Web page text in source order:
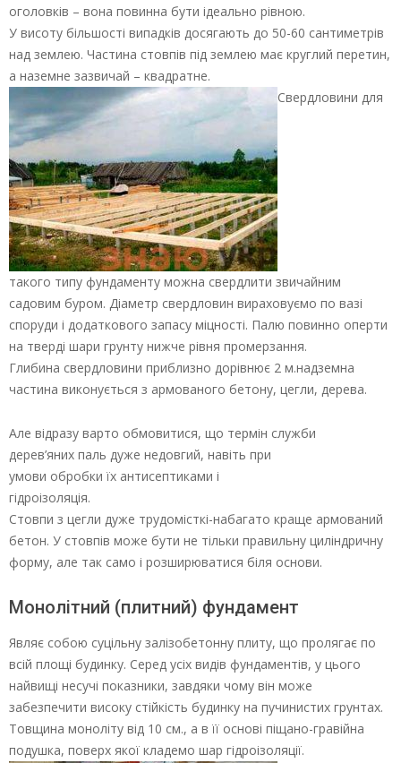
оголовків – вона повинна бути ідеально рівною.
У висоту більшості випадків досягають до 50-60 сантиметрів
над землею. Частина стовпів під землею має круглий перетин,
а наземне зазвичай – квадратне.
Свердловини для
такого типу фундаменту можна свердлити звичайним
садовим буром. Діаметр свердловин вираховуємо по вазі
споруди і додаткового запасу міцності. Палю повинно оперти
на тверді шари грунту нижче рівня промерзання.
Глибина свердловини приблизно дорівнює 2 м.надземна
частина виконується з армованого бетону, цегли, дерева.
Але відразу варто обмовитися, що термін служби
дерев’яних паль дуже недовгий, навіть при
умови обробки їх антисептиками і
гідроізоляція.
Стовпи з цегли дуже трудомісткі-набагато краще армований
бетон. У стовпів може бути не тільки правильну циліндричну
форму, але так само і розширюватися біля основи.
Монолітний (плитний) фундамент
Являє собою суцільну залізобетонну плиту, що пролягає по
всій площі будинку. Серед усіх видів фундаментів, у цього
найвищі несучі показники, завдяки чому він може
забезпечити високу стійкість будинку на пучинистих грунтах.
Товщина моноліту від 10 см., а в її основі піщано-гравійна
подушка, поверх якої кладемо шар гідроізоляції.